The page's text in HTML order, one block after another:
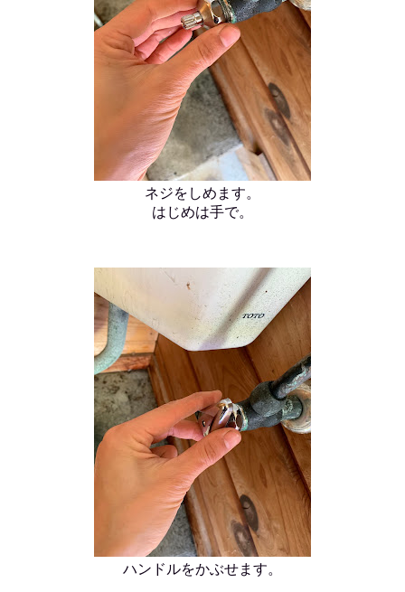
ネジをしめます。
はじめは手で。
ハンドルをかぶせます。